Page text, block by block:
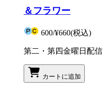
＆フラワー
600/¥660(税込)
第二・第四金曜日配信
カートに追加